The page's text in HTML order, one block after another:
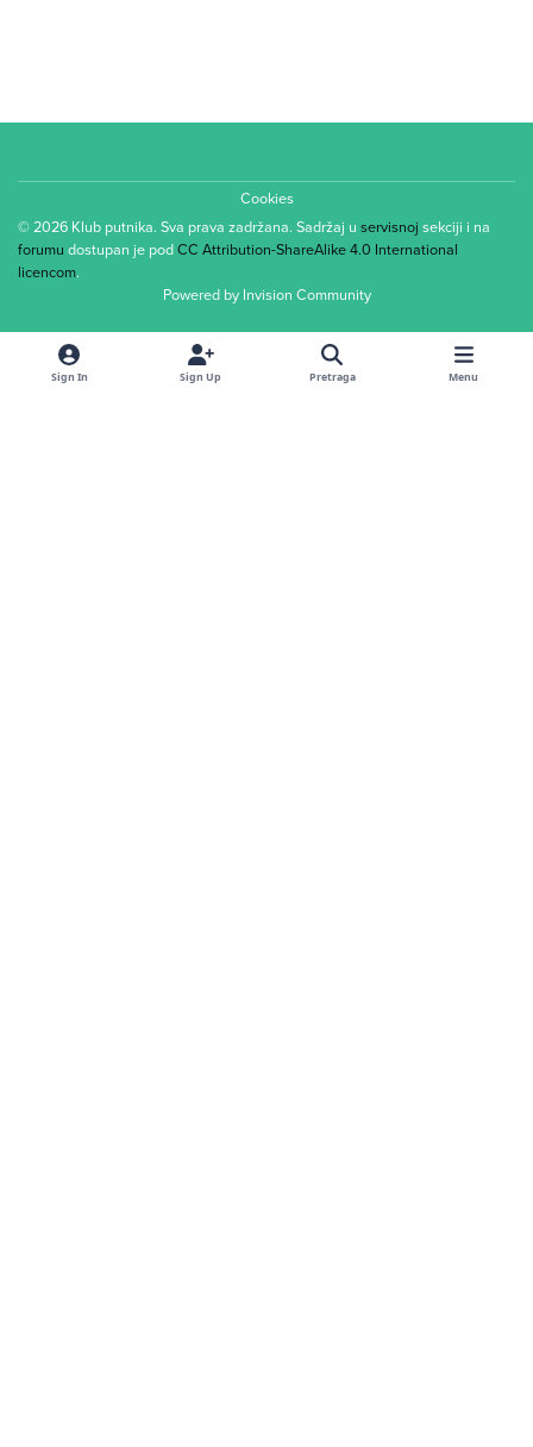
Cookies
© 2026 Klub putnika. Sva prava zadržana. Sadržaj u servisnoj sekciji i na
forumu dostupan je podCC Attribution-ShareAlike 4.0 International
licencom.
Powered by Invision Community
Sign In Sign Up Pretraga Menu